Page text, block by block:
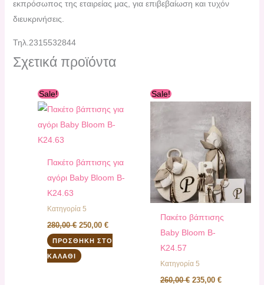
εκπρόσωπος της εταιρείας μας, για επιβεβαίωση και τυχόν
διευκρινήσεις.
Τηλ.2315532844
Σχετικά προϊόντα
Sale!
Πακέτο βάπτισης για
αγόρι Baby Bloom B-
K24.63
Κατηγορία 5
280,00€
was:
250,00€
τιμή
250,00 €.
ΠΡΟΣΘΉΚΗ ΣΤΟ
ΚΑΛΆΘΙ
Sale!
Πακέτο βάπτισης
Baby Bloom B-
K24.57
Κατηγορία 5
260,00€
price
260,00 €.
235,00 €
τρέχουσα
τιμή
είναι:
235,00 €.